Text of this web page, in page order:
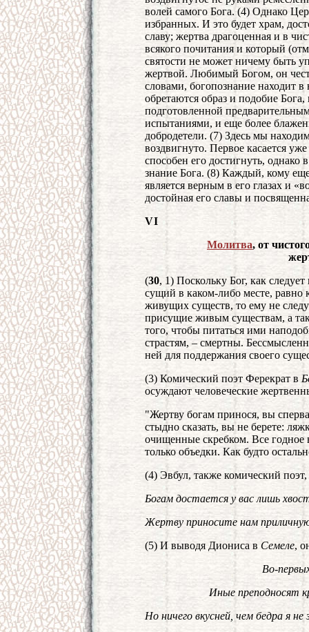
волей самого Бога. (4) Однако
избранных. И это будет храм,
славу; жертва драгоценная и в
всякого почитания и который
святости не может ничему быть
жертвой. Любимый Богом, он
словами, богопознание находит
обретаются образ и подобие
подготовленной
испытаниями, и еще более
добродетели. (7) Здесь мы
воздвигнуто. Первое касается
способен его достигнуть, однако
знание Бога. (8) Каждый, кому
является верным в его глазах и
достойная его славы и
VI
Молитва, от
(30, 1) Поскольку Бог, как
сущий в каком-либо месте, равно
живущих существ, то ему не
присущие живым существам, а
того, чтобы питаться ими
страстям, – смертны.
ней для поддержания своего
(3) Комический поэт Ферекрат в
осуждают человеческие
"Жертву богам принося, вы
стыдно сказать, вы не берете:
очищенные скребком. Все годное
только объедки. Как будто
(4) Эвбул, также комический
Богам достается у вас лишь
Жертву приносите нам
(5) И выводя Диониса в Семеле,
Во-
Иные преподносят
Но ничего вкусней, чем бедра я не